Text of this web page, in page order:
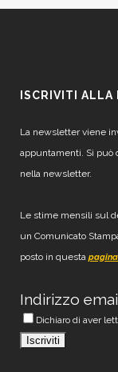
ISCRIVITI
La newsletter viene
appuntamenti. Si può
nella newsletter.
Le stime mensili sul
un Comunicato
posto in questa pagina
Indirizzo
Dichiaro di aver